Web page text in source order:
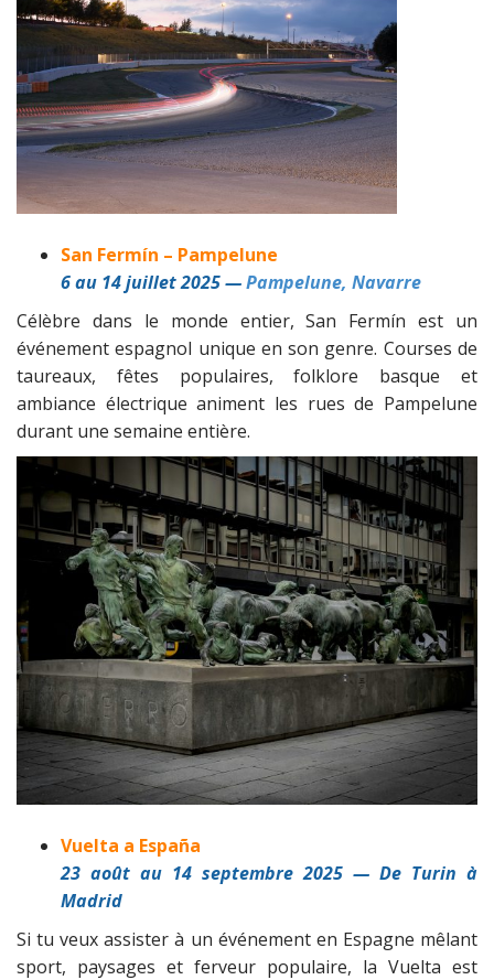
San Fermín – Pampelune
6 au 14 juillet 2025 —Pampelune, Navarre
Célèbre dans le monde entier, San Fermín est un
événement espagnol unique en son genre. Courses de
taureaux, fêtes populaires, folklore basque et
ambiance électrique animent les rues de Pampelune
durant une semaine entière.
Vuelta a España
23 août au 14 septembre 2025 — De Turin à
Madrid
Si tu veux assister à un événement en Espagne mêlant
sport, paysages et ferveur populaire, la Vuelta est